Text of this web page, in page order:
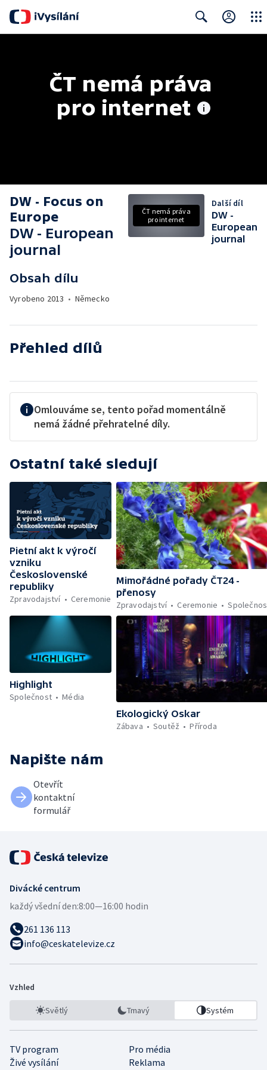
ČT nemá práva
pro internet
DW - Focus on
Europe
DW - European
journal
Obsah dílu
Vyrobeno 2013 • Německo
ČT nemá práva
pro internet
Další díl
DW -
European
journal
Přehled dílů
Omlouváme se, tento pořad momentálně
nemá žádné přehratelné díly.
Ostatní také sledují
Pietní akt k výročí
vzniku
Československé
republiky
Zpravodajství
Ceremonie
Mimořádné pořady ČT24 -
přenosy
Zpravodajství
Ceremonie
Highlight
Společnost
Média
Ekologický Oskar
Zábava
Soutěž Příroda
Napište nám
Otevřít
kontaktní
formulář
Divácké centrum
každý všední den:8:00—16:00 hodin
261 136 113
info@ceskatelevize.cz
Vzhled
Světlý Tmavý Systém
TV program
Pro média
Živé vysílání
Reklama